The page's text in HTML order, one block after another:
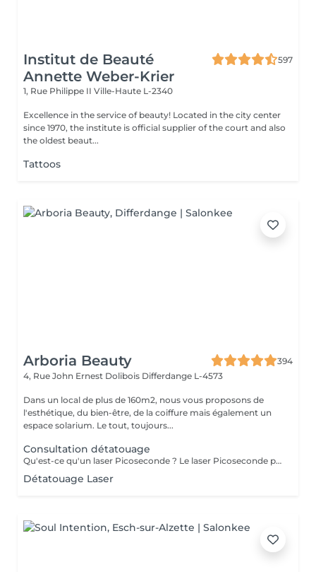
Institut de Beauté
Annette Weber-Krier
597
1, Rue Philippe II Ville-Haute L-2340
Excellence in the service of beauty! Located in the city center
since 1970, the institute is official supplier of the court and also
the oldest beaut...
Tattoos
Arboria Beauty
394
4, Rue John Ernest Dolibois Differdange L-4573
Dans un local de plus de 160m2, nous vous proposons de
l'esthétique, du bien-être, de la coiffure mais également un
espace solarium. Le tout, toujours...
Consultation détatouage
Qu'est-ce qu'un laser Picoseconde ? Le laser Picoseconde permet de délivrer une impulsion lumineuse de l'ordre de 300 picoseconde. Cette brièveté d'impulsion induit une onde de choc capable de fragmenter les pigments du tatouage. Le détatouage était jusqu'à présent réalisé avec des lasers dits «Q Switched» avec une durée d'impulsion de l'ordre de la nanoseconde, beaucoup moins efficace. - Efficace sur les tatouages noirs et de couleurs - Traitement corps, visage et maquillage permanant. - Le détatouage par laser ne laisse pas de cicatrices après le traitement ; - Les séances sont espacées de 30 à 40 jours (au lieu de 2 mois ou plus avec un laser «Q Switched») ; Il est impossible de prédire avec précision le nombre de séances nécessaires. En effet, tout dépend des facteurs sur lesquels nous n'avons aucune information avant de commencer le traitement (qualité et profondeur de l'encre, présence ou non de métaux dans les pigments)
Détatouage Laser